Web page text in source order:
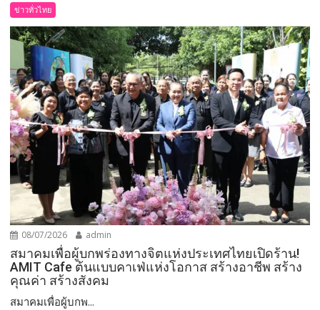
ข่าวทั่วไทย
08/07/2026 admin
สมาคมเพื่อผู้บกพร่องทางจิตแห่งประเทศไทยเปิดร้าน!
AMIT Cafe ต้นแบบคาเฟ่แห่งโอกาส สร้างอาชีพ สร้าง
คุณค่า สร้างสังคม
สมาคมเพื่อผู้บกพ...